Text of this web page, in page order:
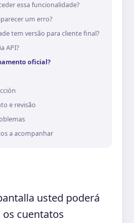
usted poderá
cuentatos
essa funcionalidade?
um erro?
tem versão para cliente final?
API?
oficial?
e revisão
a acompanhar